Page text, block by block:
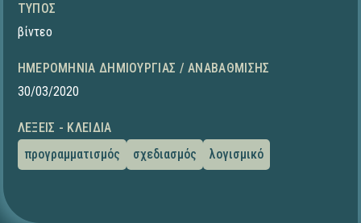
ΤΎΠΟΣ
βίντεο
ΗΜΕΡΟΜΗΝΊΑ ΔΗΜΙΟΥΡΓΊΑΣ / ΑΝΑΒΆΘΜΙΣΗΣ
30/03/2020
ΛΈΞΕΙΣ - ΚΛΕΙΔΙΆ
προγραμματισμός
σχεδιασμός λογισμικό